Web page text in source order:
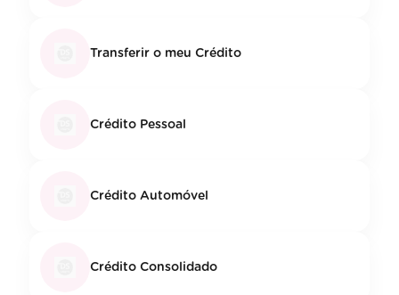
Transferir o meu Crédito
Crédito Pessoal
Crédito Automóvel
Crédito Consolidado